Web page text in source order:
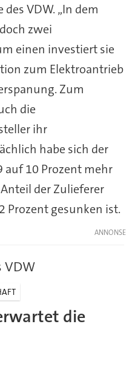
VDW. „In dem
zwei
einen investiert sie
zum Elektroantrieb
Zum
die
ihr
habe sich der
auf 10 Prozent mehr
der Zulieferer
Prozent gesunken ist.
VDW
die